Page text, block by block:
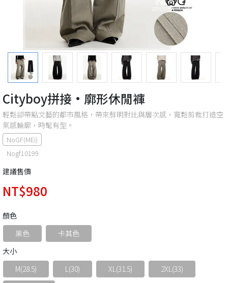
Cityboy拼接·廓形休閒褲
輕鬆卻帶點文藝的都市風格，帶來鮮明對比與層次感，寬鬆剪裁打造空
氣感輪廓，時髦有型。
NoGF(MEi)
Nogf10199
建議售價
NT$980
顏色
黑色
卡其色
大小
M(28.5)
L(30) XL(31.5)
2XL(33)